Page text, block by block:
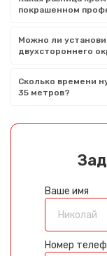
покрашенном
Можно ли
двухстороннего
Сколько времени
35 метров?
Ваше имя
Номер